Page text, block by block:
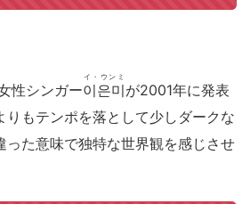
性シンガー이은미
イ・ウンミ
が2001年に発表
りもテンポを落として少しダークな
った意味で独特な世界観を感じさせ